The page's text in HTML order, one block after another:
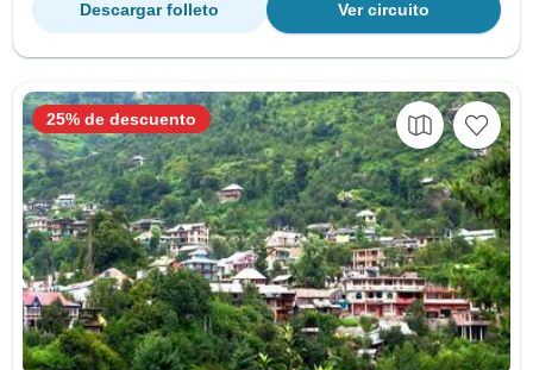
Ver circuito
Descargar folleto
25% de descuento